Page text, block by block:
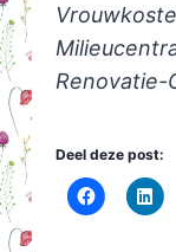
Renovatie-
Deel deze post: